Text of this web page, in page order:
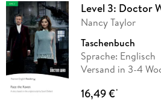
Level 3: Doctor
Nancy Taylor
Taschenbuch
Sprache: Englisch
Versand in 3-4
16,49 €*